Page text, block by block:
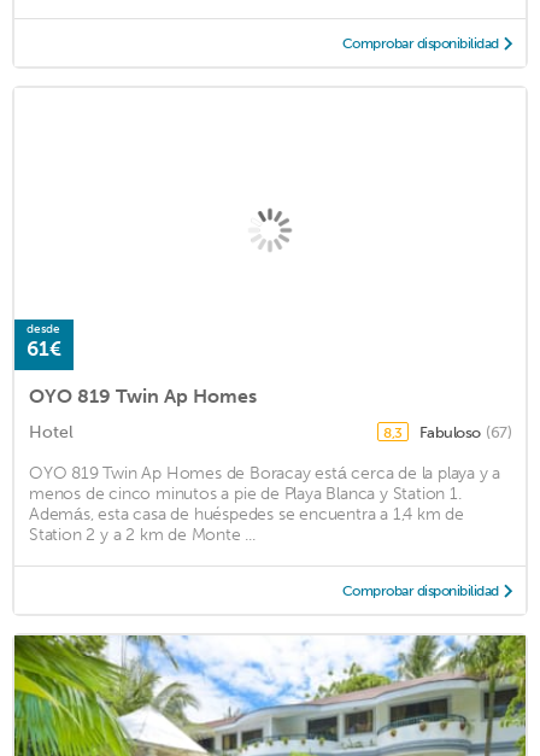
Comprobar disponibilidad
desde
61€
OYO 819 Twin Ap Homes
Hotel 8,3 Fabuloso (67)
OYO 819 Twin Ap Homes de Boracay está cerca de la playa y a
menos de cinco minutos a pie de Playa Blanca y Station 1.
Además, esta casa de huéspedes se encuentra a 1,4 km de
Station 2 y a 2 km de Monte ...
Comprobar disponibilidad